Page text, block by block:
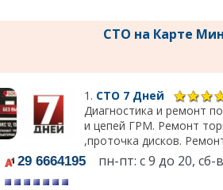
СТО на Карте
1. СТО 7 Дней
Диагностика и ремонт
и цепей ГРМ. Ремонт
,проточка дисков.
29 6664195 пн-пт: с 9 до 20, сб-